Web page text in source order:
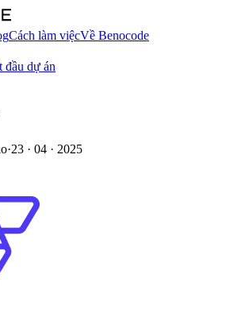
Cách làm việcVề Benocode
đầu dự án
·23 · 04 · 2025